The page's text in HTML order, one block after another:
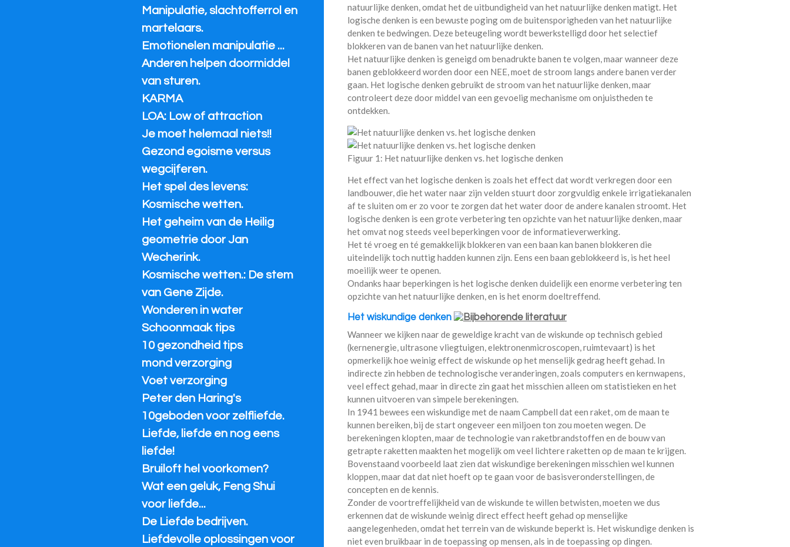
natuurlijke denken, omdat het de uitbundigheid van het natuurlijke denken matigt. Het
logische denken is een bewuste poging om de buitensporigheden van het natuurlijke
denken te bedwingen. Deze beteugeling wordt bewerkstelligd door het selectief
blokkeren van de banen van het natuurlijke denken.
Het natuurlijke denken is geneigd om benadrukte banen te volgen, maar wanneer deze
banen geblokkeerd worden door een NEE, moet de stroom langs andere banen verder
gaan. Het logische denken gebruikt de stroom van het natuurlijke denken, maar
controleert deze door middel van een gevoelig mechanisme om onjuistheden te
ontdekken.
Figuur 1: Het natuurlijke denken vs. het logische denken
Het effect van het logische denken is zoals het effect dat wordt verkregen door een
landbouwer, die het water naar zijn velden stuurt door zorgvuldig enkele irrigatiekanalen
af te sluiten om er zo voor te zorgen dat het water door de andere kanalen stroomt. Het
logische denken is een grote verbetering ten opzichte van het natuurlijke denken, maar
het omvat nog steeds veel beperkingen voor de informatieverwerking.
Het té vroeg en té gemakkelijk blokkeren van een baan kan banen blokkeren die
uiteindelijk toch nuttig hadden kunnen zijn. Eens een baan geblokkeerd is, is het heel
moeilijk weer te openen.
Ondanks haar beperkingen is het logische denken duidelijk een enorme verbetering ten
opzichte van het natuurlijke denken, en is het enorm doeltreffend.
Het wiskundige denken
Wanneer we kijken naar de geweldige kracht van de wiskunde op technisch gebied
(kernenergie, ultrasone vliegtuigen, elektronenmicroscopen, ruimtevaart) is het
opmerkelijk hoe weinig effect de wiskunde op het menselijk gedrag heeft gehad. In
indirecte zin hebben de technologische veranderingen, zoals computers en kernwapens,
veel effect gehad, maar in directe zin gaat het misschien alleen om statistieken en het
kunnen uitvoeren van simpele berekeningen.
In 1941 bewees een wiskundige met de naam Campbell dat een raket, om de maan te
kunnen bereiken, bij de start ongeveer een miljoen ton zou moeten wegen. De
berekeningen klopten, maar de technologie van raketbrandstoffen en de bouw van
getrapte raketten maakten het mogelijk om veel lichtere raketten op de maan te krijgen.
Bovenstaand voorbeeld laat zien dat wiskundige berekeningen misschien wel kunnen
kloppen, maar dat dat niet hoeft op te gaan voor de basisveronderstellingen, de
concepten en de kennis.
Zonder de voortreffelijkheid van de wiskunde te willen betwisten, moeten we dus
erkennen dat de wiskunde weinig direct effect heeft gehad op menselijke
aangelegenheden, omdat het terrein van de wiskunde beperkt is. Het wiskundige denken is
niet even bruikbaar in de toepassing op mensen, als in de toepassing op dingen.
Manipulatie, slachtofferrol en
martelaars.
Emotionelen manipulatie ...
Anderen helpen doormiddel
van sturen.
KARMA
LOA: Low of attraction
Je moet helemaal niets!!
Gezond egoisme versus
wegcijferen.
Het spel des levens:
Kosmische wetten.
Het geheim van de Heilig
geometrie door Jan
Wecherink.
Kosmische wetten.: De stem
van Gene Zijde.
Wonderen in water
Schoonmaak tips
10 gezondheid tips
mond verzorging
Voet verzorging
Peter den Haring's
10geboden voor zelfliefde.
Liefde, liefde en nog eens
liefde!
Bruiloft hel voorkomen?
Wat een geluk, Feng Shui
voor liefde...
De Liefde bedrijven.
Liefdevolle oplossingen voor